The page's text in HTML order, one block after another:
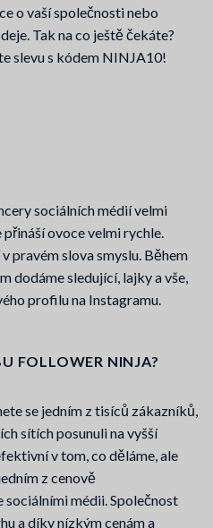
o vaší společnosti nebo
Tak na co ještě čekáte?
slevu s kódem NINJA10!
sociálních médií velmi
ovoce velmi rychle.
pravém slova smyslu. Během
dodáme sledující, lajky a vše,
profilu na Instagramu.
FOLLOWER NINJA?
se jedním z tisíců zákazníků,
sítích posunuli na vyšší
v tom, co děláme, ale
z cenově
médii. Společnost
a díky nízkým cenám a